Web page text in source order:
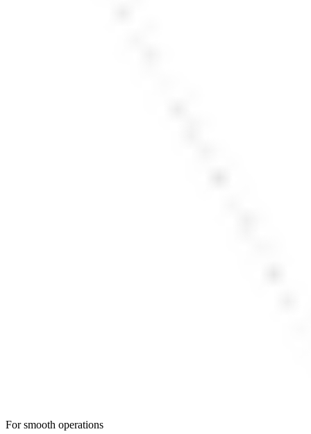
For smooth operations